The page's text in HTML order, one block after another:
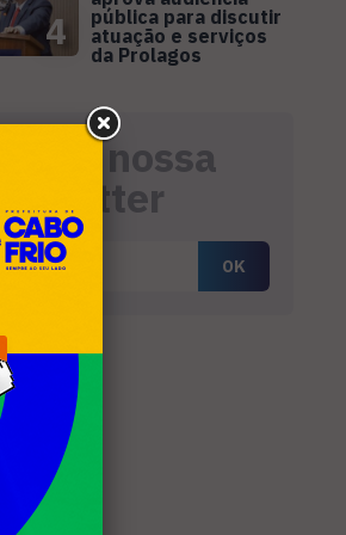
4
pública para discutir
atuação e serviços
da Prolagos
nossa